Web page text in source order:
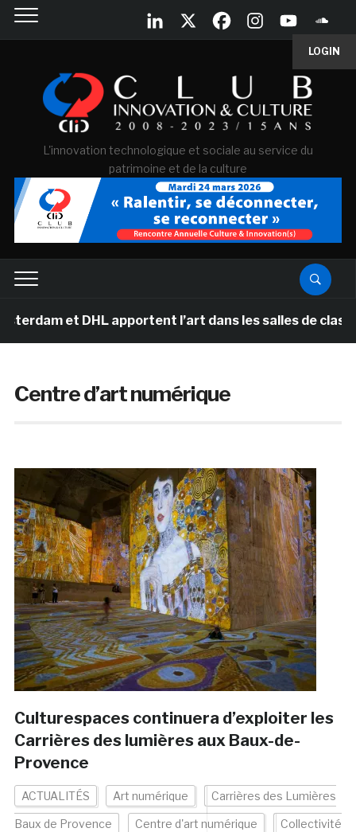
LOGIN
L'innovation technologique et sociale au service du
patrimoine et de la culture
DHL apportent l’art dans les salles de classe des
Centre d’art numérique
Culturespaces continuera d’exploiter les
Carrières des lumières aux Baux-de-
Provence
ACTUALITÉS Art numérique Carrières des Lumières
Baux de Provence Centre d'art numérique Collectivité